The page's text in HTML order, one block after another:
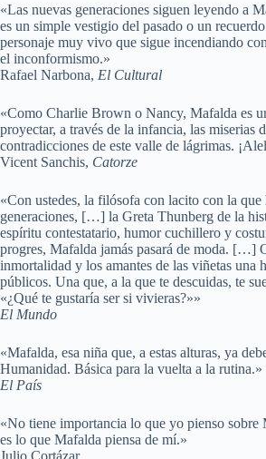
«Las nuevas generaciones siguen leyendo a
es un simple vestigio del pasado o un
personaje muy vivo que sigue incendiando
el inconformismo.»
Rafael Narbona, El Cultural
«Como Charlie Brown o Nancy, Mafalda es
proyectar, a través de la infancia, las miserias
contradicciones de este valle de lágrimas.
Vicent Sanchis, Catorze
«Con ustedes, la filósofa con lacito con la que
generaciones, […] la Greta Thunberg de la
espíritu contestatario, humor cuchillero y
progres, Mafalda jamás pasará de moda. […]
inmortalidad y los amantes de las viñetas una
públicos. Una que, a la que te descuidas, te
«¿Qué te gustaría ser si vivieras?»»
El Mundo
«Mafalda, esa niña que, a estas alturas, ya
Humanidad. Básica para la vuelta a la rutina.»
El País
«No tiene importancia lo que yo pienso
es lo que Mafalda piensa de mí.»
Julio Cortázar